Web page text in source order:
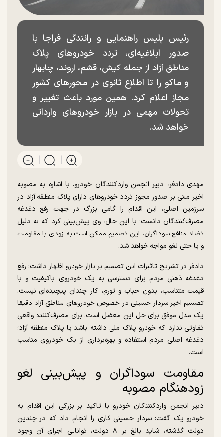
رئیس پلیس راهنمایی و رانندگی فراجا با
صدور ابلاغیه‌ای، تردد خودرو‌های پلاک
مناطق آزاد از جمله کیش، قشم، اروند، چابهار
و ماکو را تا اطلاع ثانوی در محور‌های کشور
مجاز اعلام کرد. همین مورد باعث تغییر و
تحولات مهمی در بازار خودرو‌های وارداتی
خواهد شد.
مهدی دادفر، دبیر انجمن واردکنندگان خودرو، با اشاره به مصوبه
اخیر مبنی بر صدور مجوز تردد خودرو‌های دارای پلاک منطقه آزاد در
سرزمین اصلی، این اقدام را گامی بزرگ در جهت رفع دغدغه
مصرف‌کنندگان دانست؛ با این حال، وی پیش‌بینی کرد که به دلیل
تضاد منافع سوداگران، این تصمیم ممکن است به زودی با مقاومت
و یا حتی لغو مواجه خواهد شد.
دادفر در تشریح تاثیرات این تصمیم بر بازار خودرو اظهار داشت: رفع
دغدغه ذهنی مردم برای دسترسی به یک خودروی باکیفیت و با
قیمت متناسب، بدون حباب و تورم، کار چندان پیچیده‌ای نیست.
تصمیم اخیر سردار حسینی در خصوص خودرو‌های مناطق آزاد دقیقا
یک مدل موفق برای حل این معضل است. برای مصرف‌کننده واقعی
تفاوتی ندارد که خودرو پلاک ملی داشته باشد یا پلاک منطقه آزاد؛
دغدغه اصلی مردم استفاده و بهره‌برداری از یک خودروی مناسب
است.
مقاومت سوداگران و پیش‌بینی لغو
زودهنگام مصوبه
دبیر انجمن واردکنندگان خودرو با تاکید بر بزرگی این اقدام به
خودرو یک گفت: سردار حسینی کاری را انجام داد که در چندین
دولت گذشته، شاید بالغ بر ۸ دولت، توانایی اجرای آن وجود